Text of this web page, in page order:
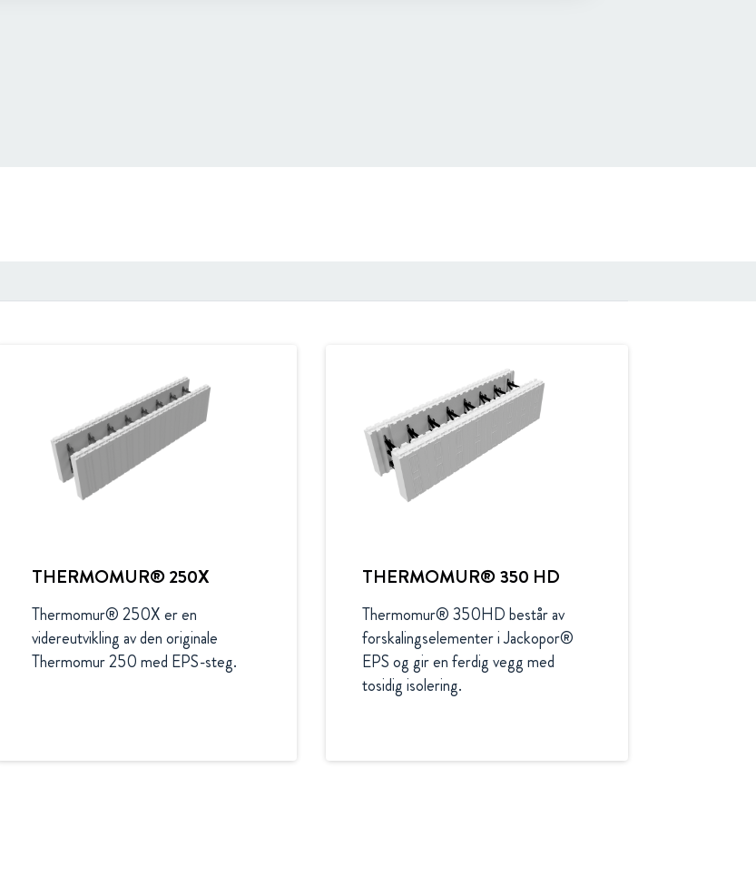
THERMOMUR® 250X
Thermomur® 250X er en
videreutvikling av den originale
Thermomur 250 med EPS-steg.
THERMOMUR® 350 HD
Thermomur® 350HD består av
forskalingselementer i Jackopor®
EPS og gir en ferdig vegg med
tosidig isolering.